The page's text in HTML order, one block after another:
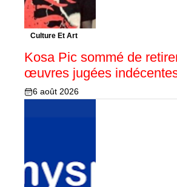
Culture Et Art
Kosa Pic sommé de
œuvres jugées
6 août 2026